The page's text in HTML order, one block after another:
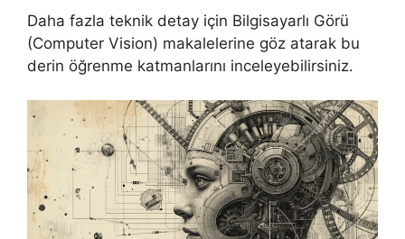
Daha fazla teknik detay için Bilgisayarlı Görü
(Computer Vision) makalelerine göz atarak bu
derin öğrenme katmanlarını inceleyebilirsiniz.